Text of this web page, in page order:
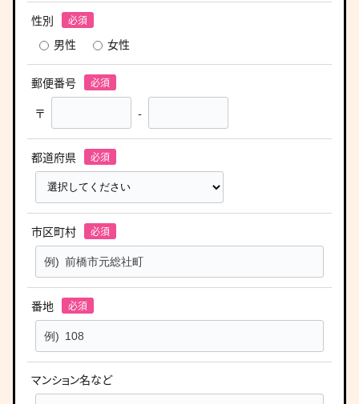
性別
男性
女性
郵便番号
〒
-
都道府県
市区町村
番地
マンション名など